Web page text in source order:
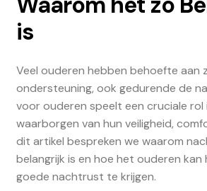
is
Veel ouderen hebben behoefte aan
ondersteuning, ook gedurende de
voor ouderen speelt een cruciale rol
waarborgen van hun veiligheid,
dit artikel bespreken we waarom
belangrijk is en hoe het ouderen kan
goede nachtrust te krijgen.